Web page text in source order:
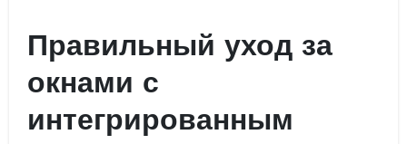
Правильный уход за
окнами с
интегрированным